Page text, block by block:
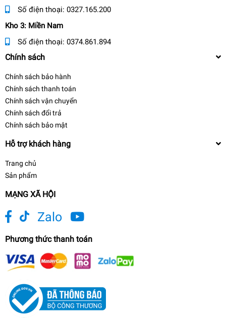
Số điện thoại: 0327.165.200
Kho 3: Miền Nam
Số điện thoại: 0374.861.894
Chính sách
Chính sách bảo hành
Chính sách thanh toán
Chính sách vận chuyển
Chính sách đổi trả
Chính sách bảo mật
Hỗ trợ khách hàng
Trang chủ
Sản phẩm
MẠNG XÃ HỘI
Zalo
Phương thức thanh toán